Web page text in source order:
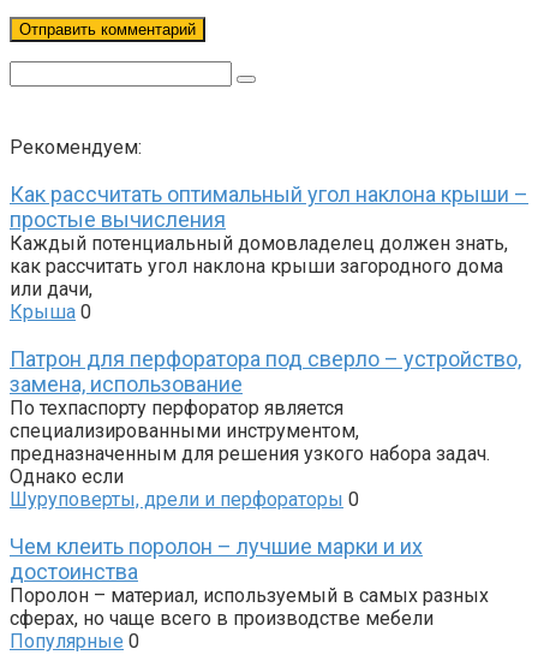
Рекомендуем:
Как рассчитать оптимальный угол наклона крыши –
простые вычисления
Каждый потенциальный домовладелец должен знать,
как рассчитать угол наклона крыши загородного дома
или дачи,
Крыша 0
Патрон для перфоратора под сверло – устройство,
замена, использование
По техпаспорту перфоратор является
специализированными инструментом,
предназначенным для решения узкого набора задач.
Однако если
Шуруповерты, дрели и перфораторы 0
Чем клеить поролон – лучшие марки и их
достоинства
Поролон – материал, используемый в самых разных
сферах, но чаще всего в производстве мебели
Популярные 0